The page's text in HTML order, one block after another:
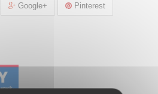
Google+ Pinterest